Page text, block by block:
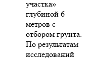
участка»
глубиной 6
метров с
отбором грунта.
По результатам
исследований